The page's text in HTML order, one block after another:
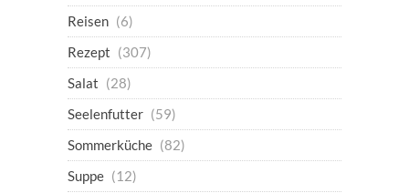
Reisen (6)
Rezept (307)
Salat (28)
Seelenfutter (59)
Sommerküche (82)
Suppe (12)